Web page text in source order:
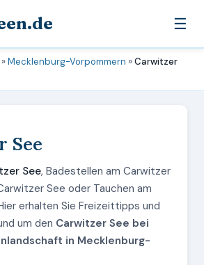
☰
»Mecklenburg-Vorpommern »Carwitzer
See
See, Badestellen am Carwitzer
See oder Tauchen am
erhalten Sie Freizeittipps und
um den Carwitzer See bei
in Mecklenburg-